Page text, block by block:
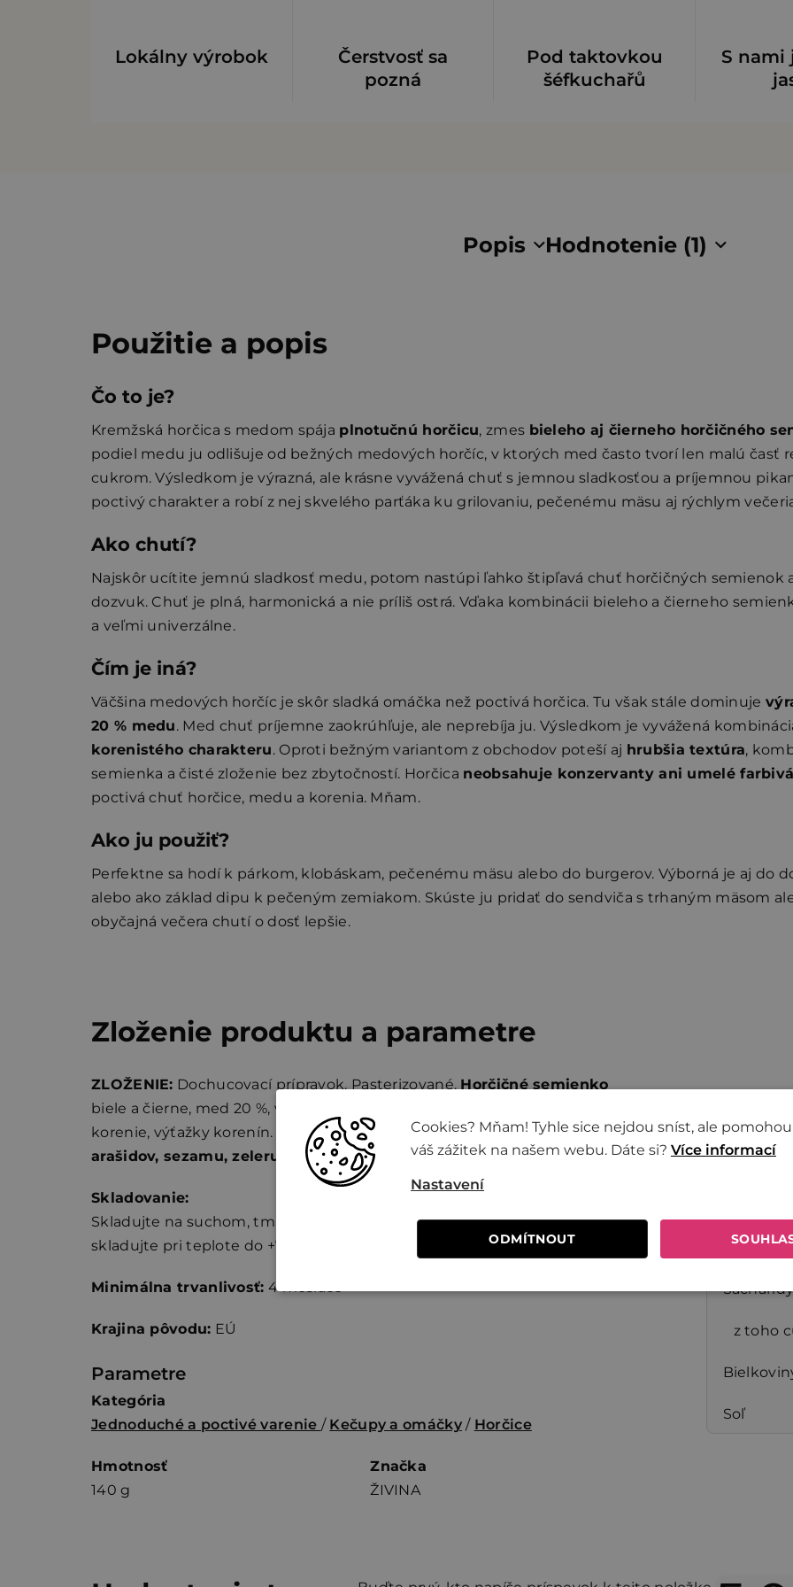
Lokálny výrobok
Čerstvosť sa
pozná
Pod taktovkou
šéfkuchařů
S nami
Popis Hodnotenie (1)
Použitie a popis
Čo to je?
Kremžská horčica s medom spája plnotučnú horčicu, zmes bieleho aj čierneho horčičného
podiel medu ju odlišuje od bežných medových horčíc, v ktorých med často tvorí len malú časť
cukrom. Výsledkom je výrazná, ale krásne vyvážená chuť s jemnou sladkosťou a príjemnou
poctivý charakter a robí z nej skvelého parťáka ku grilovaniu, pečenému mäsu aj rýchlym
Ako chutí?
Najskôr ucítite jemnú sladkosť medu, potom nastúpi ľahko štipľavá chuť horčičných semienok
dozvuk. Chuť je plná, harmonická a nie príliš ostrá. Vďaka kombinácii bieleho a čierneho
a veľmi univerzálne.
Čím je iná?
Väčšina medových horčíc je skôr sladká omáčka než poctivá horčica. Tu však stále dominuje
20 % medu. Med chuť príjemne zaokrúhľuje, ale neprebíja ju. Výsledkom je vyvážená
korenistého charakteru. Oproti bežným variantom z obchodov poteší aj hrubšia textúra,
semienka a čisté zloženie bez zbytočností. Horčica neobsahuje konzervanty ani umelé farbivá
poctivá chuť horčice, medu a korenia. Mňam.
Ako ju použiť?
Perfektne sa hodí k párkom, klobáskam, pečenému mäsu alebo do burgerov. Výborná je aj do
alebo ako základ dipu k pečeným zemiakom. Skúste ju pridať do sendviča s trhaným mäsom
obyčajná večera chutí o dosť lepšie.
Zloženie produktu a parametre
ZLOŽENIE: Dochucovací prípravok. Pasterizované. Horčičné semienko
biele a čierne, med 20 %, voda, kvasný ocot, repkový olej, cukor, soľ,
korenie, výťažky korenín. Môže obsahovať stopyškrupinových plodov,
arašidov, sezamu, zeleru, sóje .
Skladovanie:
Skladujte na suchom, tmavom a chladnejšom mieste. Po otvorení
skladujte pri teplote do +7 °C a spotrebujte do 14 dní.
Minimálna trvanlivosť: 4 mesiace
Krajina pôvodu: EÚ
Parametre
Kategória
Jednoduché a poctivé varenie / Kečupy a omáčky/ Horčice
Hmotnosť
140 g
Značka
ŽIVINA
Výživové
z toho
z toho
Soľ
Cookies? Mňam! Tyhle sice nejdou sníst, ale
váš zážitek na našem webu. Dáte si? Více informací
ODMÍTNOUT
Nastavení